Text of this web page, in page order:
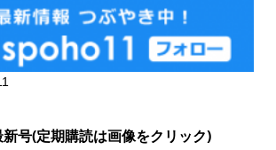
号(定期購読は画像をクリック)